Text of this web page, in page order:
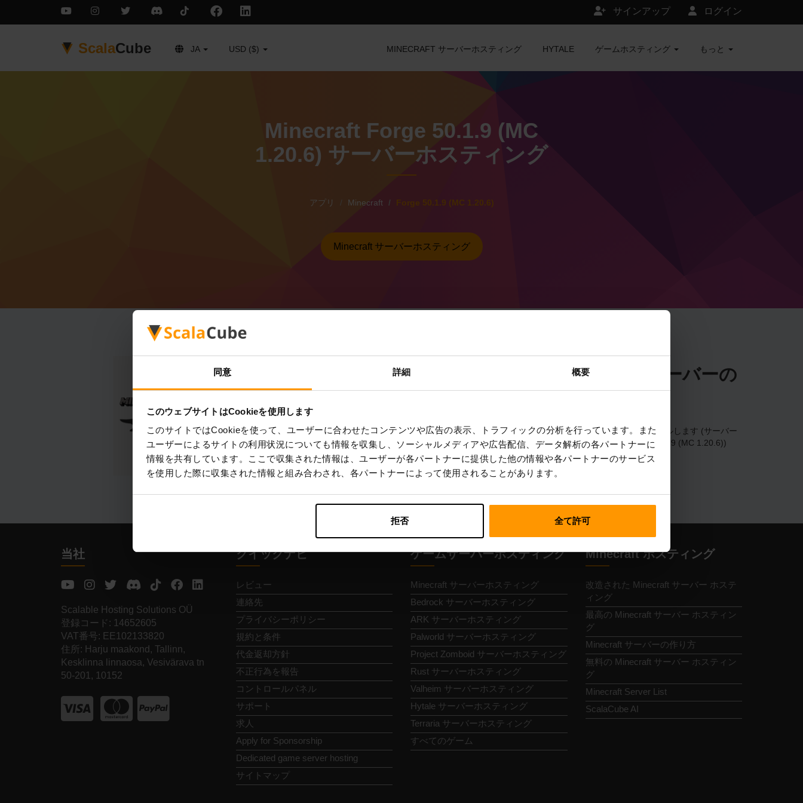
同意 詳細 概要
このウェブサイトはCookieを使用します
このサイトではCookieを使って、ユーザーに合わせたコンテンツや広告の表示、トラフィックの分析を行っています。また
ユーザーによるサイトの利用状況についても情報を収集し、ソーシャルメディアや広告配信、データ解析の各パートナーに
情報を共有しています。ここで収集された情報は、ユーザーが各パートナーに提供した他の情報や各パートナーのサービス
を使用した際に収集された情報と組み合わされ、各パートナーによって使用されることがあります。
拒否 全て許可
ログイン
サインアップ
ScalaCube JA USD ($) MINECRAFT サーバーホスティング HYTALE ゲームホスティング もっと
Minecraft Forge 50.1.9 (MC
1.20.6) サーバーホスティング
アプリ Minecraft Forge 50.1.9 (MC 1.20.6)
Minecraft サーバーホスティング
Minecraft Forge 50.1.9 (MC 1.20.6) サーバーの
作成方法
コントロール パネルから a Forge 50.1.9 (MC 1.20.6) サーバーをインストールします (サーバー
→ サーバーを選択 → ゲームサーバー → ゲームサーバーを追加 → Forge 50.1.9 (MC 1.20.6))
サーバー上で楽しくプレイしてください!
当社
Scalable Hosting Solutions OÜ
登録コード: 14652605
VAT番号: EE102133820
住所: Harju maakond, Tallinn,
Kesklinna linnaosa, Vesivärava tn
50-201, 10152
クイックナビ
レビュー
連絡先
プライバシーポリシー
規約と条件
代金返却方針
不正行為を報告
コントロールパネル
サポート
求人
Apply for Sponsorship
Dedicated game server hosting
サイトマップ
ゲームサーバーホスティング
Minecraft サーバーホスティング
Bedrock サーバーホスティング
ARK サーバーホスティング
Palworld サーバーホスティング
Project Zomboid サーバーホスティング
Rust サーバーホスティング
Valheim サーバーホスティング
Hytale サーバーホスティング
Terraria サーバーホスティング
すべてのゲーム
Minecraft ホスティング
改造された Minecraft サーバー ホステ
ィング
最高の Minecraft サーバー ホスティン
グ
Minecraft サーバーの作り方
無料の Minecraft サーバー ホスティン
グ
Minecraft Server List
ScalaCube AI